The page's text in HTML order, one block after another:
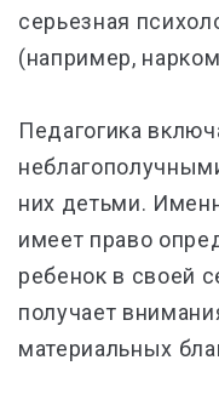
серьезная
(например,
Педагогика
них детьми.
имеет право
ребенок в своей
получает
материальных